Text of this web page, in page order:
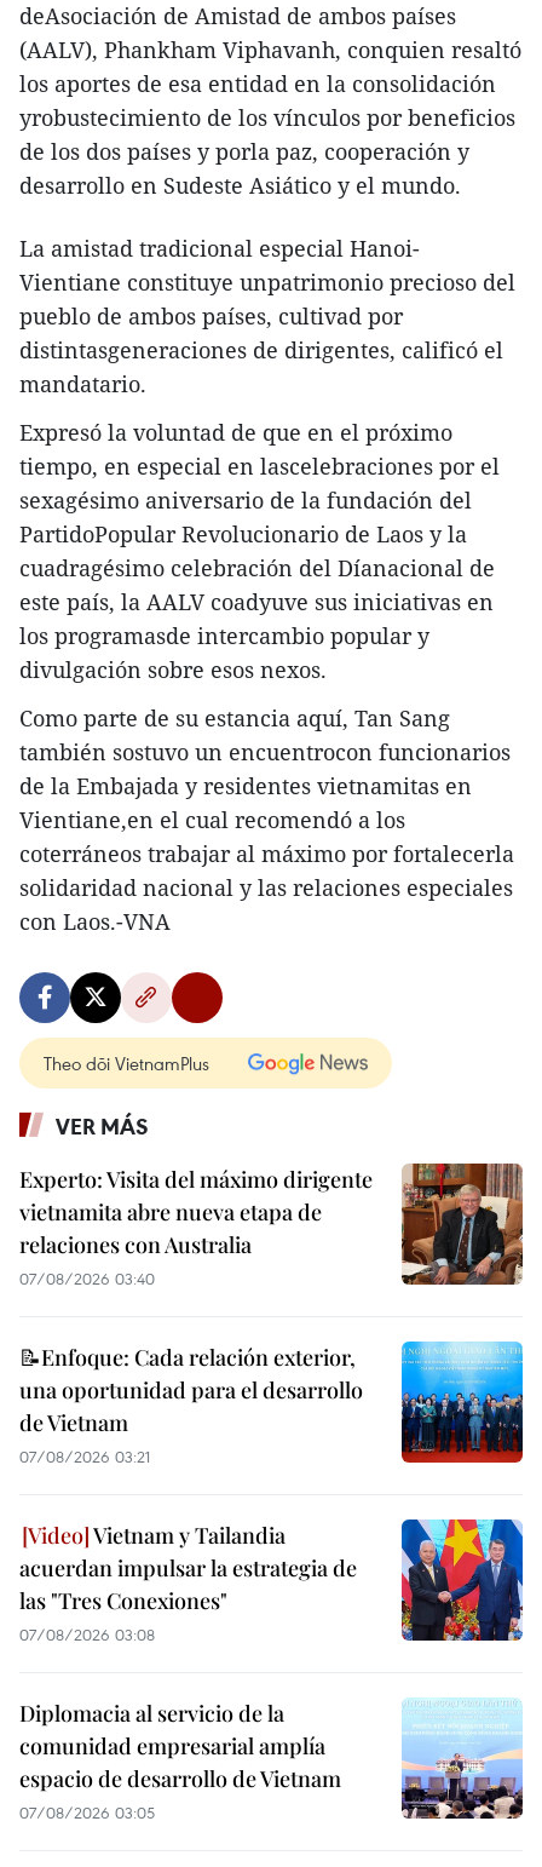
deAsociación de Amistad de ambos países
(AALV), Phankham Viphavanh, conquien resaltó
los aportes de esa entidad en la consolidación
yrobustecimiento de los vínculos por beneficios
de los dos países y porla paz, cooperación y
desarrollo en Sudeste Asiático y el mundo.
La amistad tradicional especial Hanoi-
Vientiane constituye unpatrimonio precioso del
pueblo de ambos países, cultivad por
distintasgeneraciones de dirigentes, calificó el
mandatario.
Expresó la voluntad de que en el próximo
tiempo, en especial en lascelebraciones por el
sexagésimo aniversario de la fundación del
PartidoPopular Revolucionario de Laos y la
cuadragésimo celebración del Díanacional de
este país, la AALV coadyuve sus iniciativas en
los programasde intercambio popular y
divulgación sobre esos nexos.
Como parte de su estancia aquí, Tan Sang
también sostuvo un encuentrocon funcionarios
de la Embajada y residentes vietnamitas en
Vientiane,en el cual recomendó a los
coterráneos trabajar al máximo por fortalecerla
solidaridad nacional y las relaciones especiales
con Laos.-VNA
Theo dõi VietnamPlus
VER MÁS
Experto: Visita del máximo dirigente
vietnamita abre nueva etapa de
relaciones con Australia
07/08/2026 03:40
📝Enfoque: Cada relación exterior,
una oportunidad para el desarrollo
de Vietnam
07/08/2026 03:21
Vietnam y Tailandia
acuerdan impulsar la estrategia de
las "Tres Conexiones"
07/08/2026 03:08
Diplomacia al servicio de la
comunidad empresarial amplía
espacio de desarrollo de Vietnam
07/08/2026 03:05